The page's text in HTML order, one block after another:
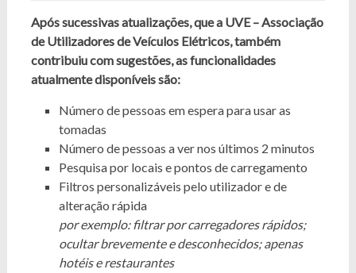
Após sucessivas atualizações, que a UVE – Associação
de Utilizadores de Veículos Elétricos, também
contribuiu com sugestões, as funcionalidades
atualmente disponíveis são:
Número de pessoas em espera para usar as
tomadas
Número de pessoas a ver nos últimos 2 minutos
Pesquisa por locais e pontos de carregamento
Filtros personalizáveis pelo utilizador e de
alteração rápida
por exemplo: filtrar por carregadores rápidos;
ocultar brevemente e desconhecidos; apenas
hotéis e restaurantes